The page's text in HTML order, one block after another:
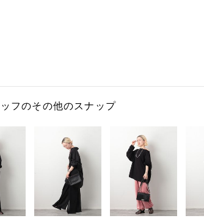
フのその他のスナップ